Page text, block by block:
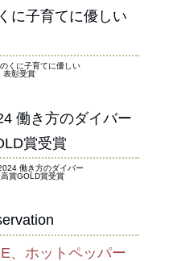
に子育てに優しい
働き方のダイバー
賞受賞
、ホットペッパー